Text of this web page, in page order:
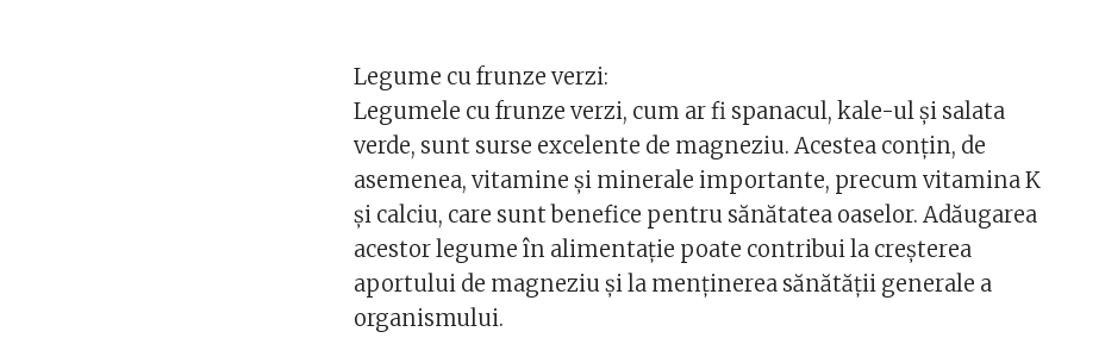
Legume cu frunze verzi:
Legumele cu frunze verzi, cum ar fi spanacul, kale-ul și salata
verde, sunt surse excelente de magneziu. Acestea conțin, de
asemenea, vitamine și minerale importante, precum vitamina K
și calciu, care sunt benefice pentru sănătatea oaselor. Adăugarea
acestor legume în alimentație poate contribui la creșterea
aportului de magneziu și la menținerea sănătății generale a
organismului.